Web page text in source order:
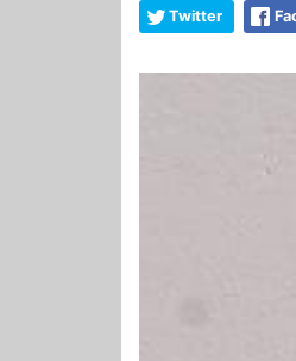
Twitter